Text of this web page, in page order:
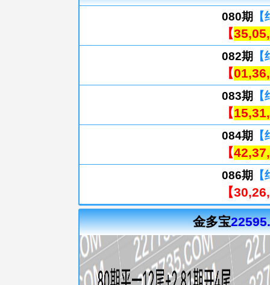
080期
【
082期
【
083期
【
084期
【
086期
【
金多宝